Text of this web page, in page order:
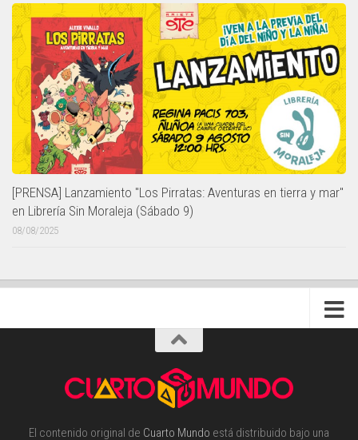
[PRENSA] Lanzamiento "Los Pirratas: Aventuras en tierra y mar"
en Librería Sin Moraleja (Sábado 9)
08/08/2025
El contenido original de Cuarto Mundo está distribuido bajo una